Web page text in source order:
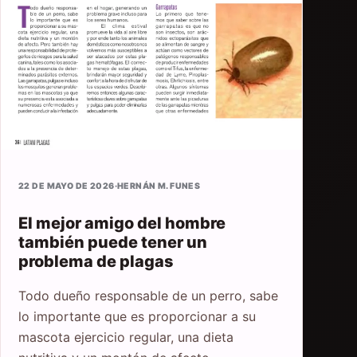
22 DE MAYO DE 2026·HERNÁN M. FUNES
El mejor amigo del hombre
también puede tener un
problema de plagas
Todo dueño responsable de un perro, sabe
lo importante que es proporcionar a su
mascota ejercicio regular, una dieta